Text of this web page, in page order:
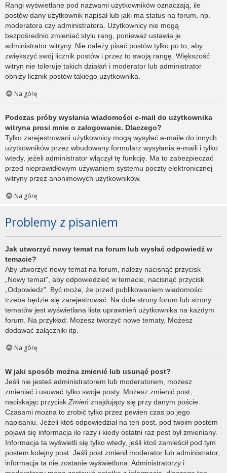
Rangi wyświetlane pod nazwami użytkowników oznaczają, ile
postów dany użytkownik napisał lub jaki ma status na forum, np.
moderatora czy administratora. Użytkownicy nie mogą
bezpośrednio zmieniać stylu rang, ponieważ ustawia je
administrator witryny. Nie należy pisać postów tylko po to, aby
zwiększyć swój licznik postów i przez to swoją rangę. Większość
witryn nie toleruje takich działań i moderator lub administrator
obniży licznik postów takiego użytkownika.
Na górę
Podczas próby wysłania wiadomości e-mail do użytkownika
witryna prosi mnie o zalogowanie. Dlaczego?
Tylko zarejestrowani użytkownicy mogą wysyłać e-maile do innych
użytkowników przez wbudowany formularz wysyłania e-maili i tylko
wtedy, jeżeli administrator włączył tę funkcję. Ma to zabezpieczać
przed nieprawidłowym używaniem systemu poczty elektronicznej
witryny przez anonimowych użytkowników.
Na górę
Problemy z pisaniem
Jak utworzyć nowy temat na forum lub wysłać odpowiedź w
temacie?
Aby utworzyć nowy temat na forum, należy nacisnąć przycisk
„Nowy temat”, aby odpowiedzieć w temacie, nacisnąć przycisk
„Odpowiedz”. Być może, że przed publikowaniem wiadomości
trzeba będzie się zarejestrować. Na dole strony forum lub strony
tematów jest wyświetlana lista uprawnień użytkownika na każdym
forum. Na przykład: Możesz tworzyć nowe tematy, Możesz
dodawać załączniki itp.
Na górę
W jaki sposób można zmienić lub usunąć post?
Jeśli nie jesteś administratorem lub moderatorem, możesz
zmieniać i usuwać tylko swoje posty. Możesz zmienić post,
naciskając przycisk Zmień znajdujący się przy danym poście.
Czasami można to zrobić tylko przez pewien czas po jego
napisaniu. Jeżeli ktoś odpowiedział na ten post, pod twoim postem
pojawi się informacja ile razy i kiedy ostatni raz post był zmieniany.
Informacja ta wyświetli się tylko wtedy, jeśli ktoś zamieścił pod tym
postem kolejny post. Jeśli post zmienił moderator lub administrator,
informacja ta nie zostanie wyświetlona. Administratorzy i